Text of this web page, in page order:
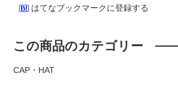
はてなブックマークに登録する
この商品のカテゴリー
CAP・HAT